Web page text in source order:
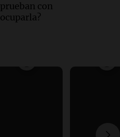
prueban con
ocuparla?